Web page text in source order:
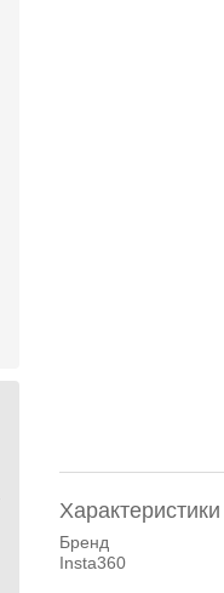
Характеристики
Бренд
Insta360